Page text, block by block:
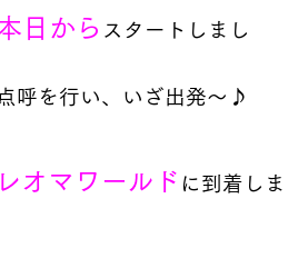
日から スタートしまし
呼を行い、いざ出発～♪
オマワールド に到着しま